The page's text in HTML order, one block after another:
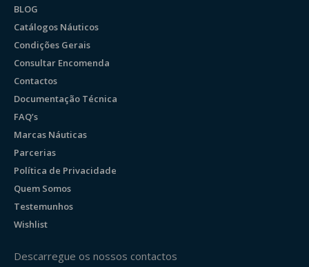
BLOG
Catálogos Náuticos
Condições Gerais
Consultar Encomenda
Contactos
Documentação Técnica
FAQ’s
Marcas Náuticas
Parcerias
Política de Privacidade
Quem Somos
Testemunhos
Wishlist
Descarregue os nossos contactos